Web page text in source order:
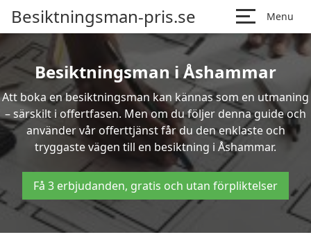
Besiktningsman-pris.se Menu
Besiktningsman i Åshammar
Att boka en besiktningsman kan kännas som en utmaning
– särskilt i offertfasen. Men om du följer denna guide och
använder vår offerttjänst får du den enklaste och
tryggaste vägen till en besiktning i Åshammar.
Få 3 erbjudanden, gratis och utan förpliktelser